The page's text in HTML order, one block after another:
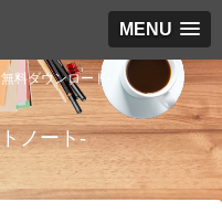
MENU
料ダウンロード-
ノート-